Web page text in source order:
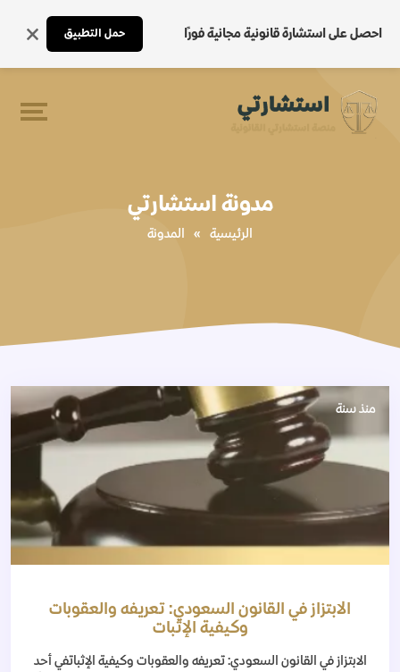
احصل على استشارة قانونية مجانية فورًا حمل التطبيق
مدونة استشارتي
الرئيسية » المدونة
منذ سنة
الابتزاز في القانون السعودي: تعريفه والعقوبات
وكيفية الإثبات
الابتزاز في القانون السعودي: تعريفه والعقوبات وكيفية الإثباتفي أحد